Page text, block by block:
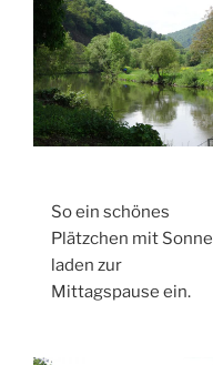
So ein schönes
Plätzchen mit Sonne
laden zur
Mittagspause ein.